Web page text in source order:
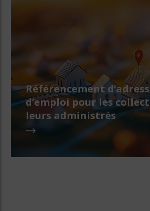
Référencement
d’emploi pour les
leurs administrés